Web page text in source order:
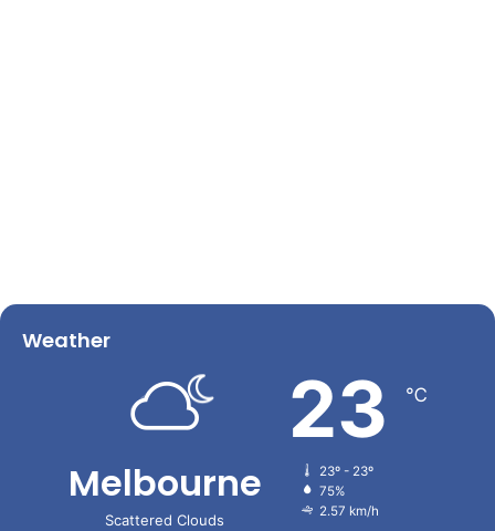
Weather
Melbourne
Scattered Clouds
23 ℃
23º - 23º
75%
2.57 km/h